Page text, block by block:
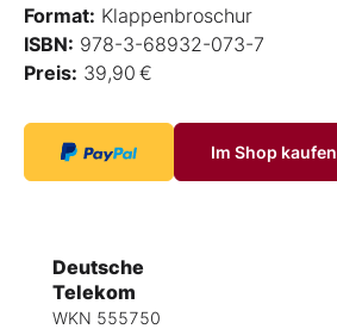
Format: Klappenbroschur
ISBN: 978-3-68932-073-7
Preis: 39,90 €
Im Shop kaufen
Deutsche
Telekom
WKN 555750